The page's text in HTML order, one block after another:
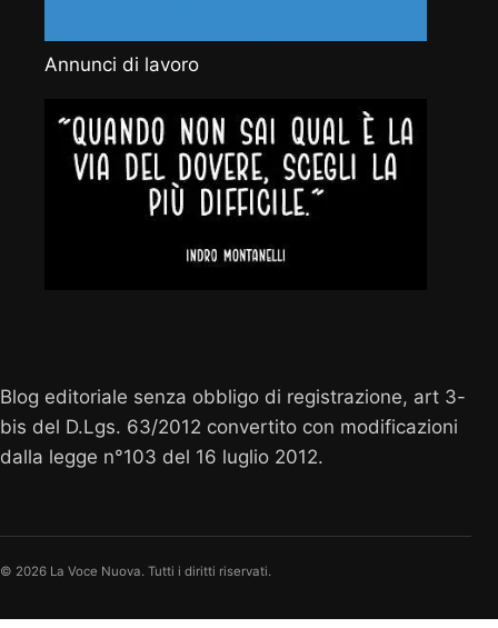
Annunci di lavoro
Blog editoriale senza obbligo di registrazione, art 3-
bis del D.Lgs. 63/2012 convertito con modificazioni
dalla legge n°103 del 16 luglio 2012.
© 2026 La Voce Nuova. Tutti i diritti riservati.